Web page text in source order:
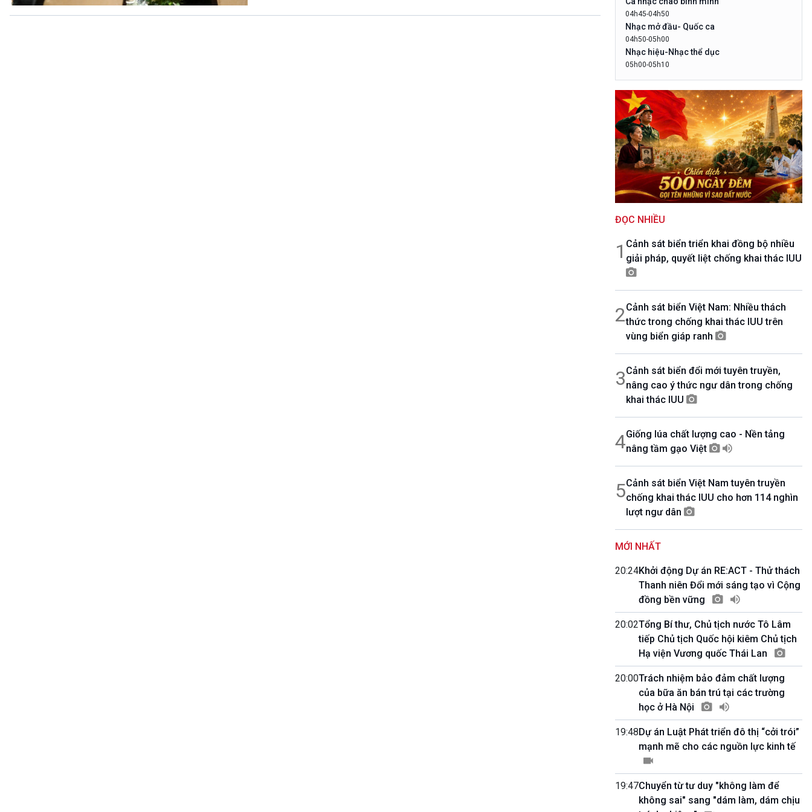
360 độ Sức khỏe
Kết nối công nghệ
10 phút Sự kiện - Luận bàn
Câu chuyện thời sự
Dòng chảy sự kiện
Đối thoại
Chuyện đêm
04h45-04h50
Nhạc mở đầu- Quốc ca
04h50-05h00
Nhạc hiệu-Nhạc thể dục
05h00-05h10
minh
05h10-05h20
Bản tin đầu ngày-Thời tiết
05h20-05h50
Mùa vàng
05h50-05h59
Quảng cáo
05h59-06h00
Báo giờ
Thời sự sáng (trực tiếp)
Quảng cáo
06h30-07h00
Quân đội nhân dân
08h30-08h35
Bản tin VH-XH
08h35-08h40
10 phút Sự kiện luận bàn
08h50-08h55
Quảng cáo
09h00-09h15
Bản tin thời sự
09h30-09h35
Bản tin Pháp luật
09h35-09h40
Quốc hội với cử tri
Quảng cáo
10h00-10h05
Bản tin thời sự
10h05-10h10
Quảng cáo
10h10-10h25
Dân tộc và phát triển
Quảng cáo
10h30-11h00
Vì an ninh Tổ quốc
11h00-11h05
Bản tin thể thao
11h05-11h10
Quảng cáo
11h10-11h25
Xã hội chuyển động
11h25-11h30
Chương trình đệm
ĐỌC NHIỀU
1 Cảnh sát biển triển khai đồng bộ nhiều
giải pháp, quyết liệt chống khai thác IUU
2Cảnh sát biển Việt Nam: Nhiều thách
thức trong chống khai thác IUU trên
vùng biển giáp ranh
3Cảnh sát biển đổi mới tuyên truyền,
nâng cao ý thức ngư dân trong chống
khai thác IUU
4Giống lúa chất lượng cao - Nền tảng
nâng tầm gạo Việt
5Cảnh sát biển Việt Nam tuyên truyền
chống khai thác IUU cho hơn 114 nghìn
lượt ngư dân
MỚI NHẤT
20:24Khởi động Dự án RE:ACT - Thử thách
Thanh niên Đổi mới sáng tạo vì Cộng
đồng bền vững
20:02Tổng Bí thư, Chủ tịch nước Tô Lâm
tiếp Chủ tịch Quốc hội kiêm Chủ tịch
Hạ viện Vương quốc Thái Lan
20:00Trách nhiệm bảo đảm chất lượng
của bữa ăn bán trú tại các trường
học ở Hà Nội
19:48Dự án Luật Phát triển đô thị “cởi trói”
mạnh mẽ cho các nguồn lực kinh tế
19:47Chuyển từ tư duy "không làm để
không sai" sang "dám làm, dám chịu